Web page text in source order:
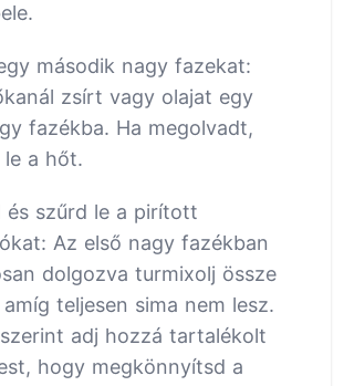
második nagy fazekat:
zsírt vagy olajat egy
fazékba. Ha megolvadt,
le a hőt.
és szűrd le a pirított
Az első nagy fazékban
dolgozva turmixolj össze
teljesen sima nem lesz.
adj hozzá tartalékolt
hogy megkönnyítsd a